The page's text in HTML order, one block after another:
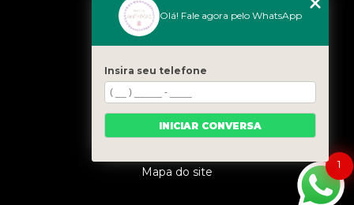
MENU
Quem somos
Serviços
Eventos
Gastronomia
Contato
Mapa do site
1
Olá! Fale agora pelo WhatsApp
Insira seu telefone
INICIAR CONVERSA